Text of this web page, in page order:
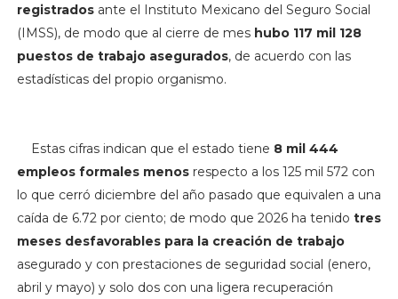
registradosante el Instituto Mexicano del Seguro Social
(IMSS), de modo que al cierre de meshubo 117 mil 128
puestos de trabajo asegurados, de acuerdo con las
estadísticas del propio organismo.
Estas cifras indican que el estado tiene 8 mil 444
empleos formales menosrespecto a los 125 mil 572 con
lo que cerró diciembre del año pasado que equivalen a una
caída de 6.72 por ciento; de modo que 2026 ha tenido tres
meses desfavorables para la creación de trabajo
asegurado y con prestaciones de seguridad social (enero,
abril y mayo) y solo dos con una ligera recuperación